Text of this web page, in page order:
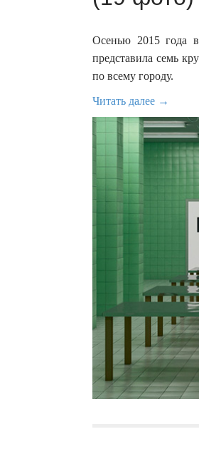
Осенью 2015 года в
представила семь
по всему городу.
Читать далее →